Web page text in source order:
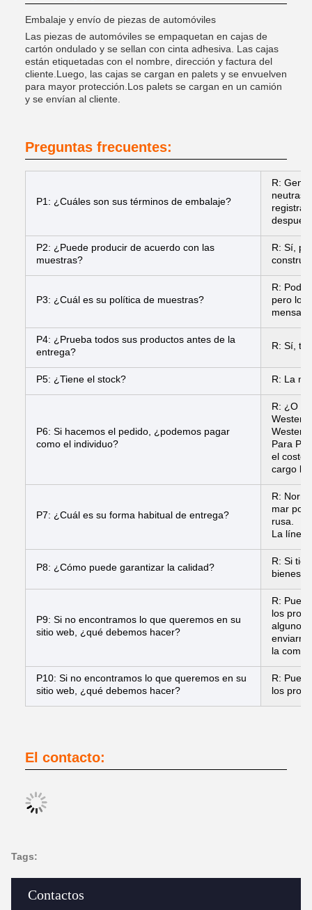
Contactos
Embalaje y envío de piezas de automóviles
Las piezas de automóviles se empaquetan en cajas de
cartón ondulado y se sellan con cinta adhesiva. Las cajas
están etiquetadas con el nombre, dirección y factura del
cliente.Luego, las cajas se cargan en palets y se envuelven
para mayor protección.Los palets se cargan en un camión
y se envían al cliente.
Preguntas frecuentes:
P1: ¿Cuáles son sus términos de embalaje?
R:
neutras
después
P2: ¿Puede producir de acuerdo con las
muestras?
R: Sí,
P3: ¿Cuál es su política de muestras?
R:
pero los
P4: ¿Prueba todos sus productos antes de la
entrega?
R: Sí,
P5: ¿Tiene el stock? R: La
P6: Si hacemos el pedido, ¿podemos pagar
como el individuo?
R: ¿O
Western
Western
Para
el costo
cargo
P7: ¿Cuál es su forma habitual de entrega?
R:
mar por
rusa.
La línea
P8: ¿Cómo puede garantizar la calidad?
R: Si
bienes
P9: Si no encontramos lo que queremos en su
sitio web, ¿qué debemos hacer?
R:
los
algunos
la
P10: Si no encontramos lo que queremos en su
sitio web, ¿qué debemos hacer?
R:
los
El contacto:
Tags: